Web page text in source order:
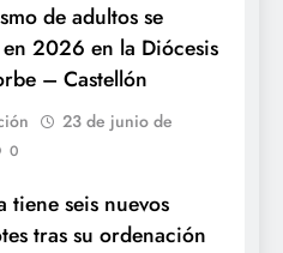
de adultos se
2026 en la Diócesis
– Castellón
23 de junio de
0
tiene seis nuevos
tras su ordenación